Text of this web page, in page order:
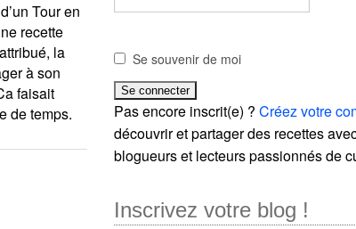
Tour en
recette
la
à son
faisait
de temps.
Se souvenir de moi
Pas encore inscrit(e) ?Créez votre
découvrir et partager des recettes
blogueurs et lecteurs passionnés de
Inscrivez votre blog !